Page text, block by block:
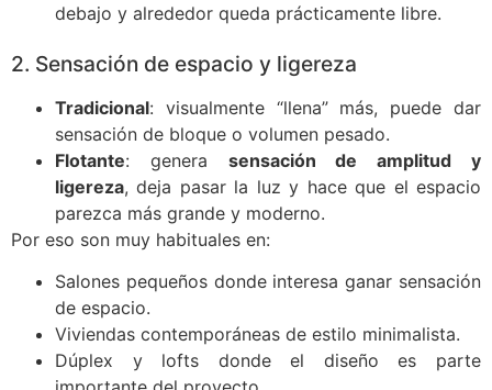
debajo y alrededor queda prácticamente libre.
2. Sensación de espacio y ligereza
Tradicional: visualmente “llena” más, puede dar
sensación de bloque o volumen pesado.
Flotante: genera sensación de amplitud y
ligereza, deja pasar la luz y hace que el espacio
parezca más grande y moderno.
Por eso son muy habituales en:
Salones pequeños donde interesa ganar sensación
de espacio.
Viviendas contemporáneas de estilo minimalista.
Dúplex y lofts donde el diseño es parte